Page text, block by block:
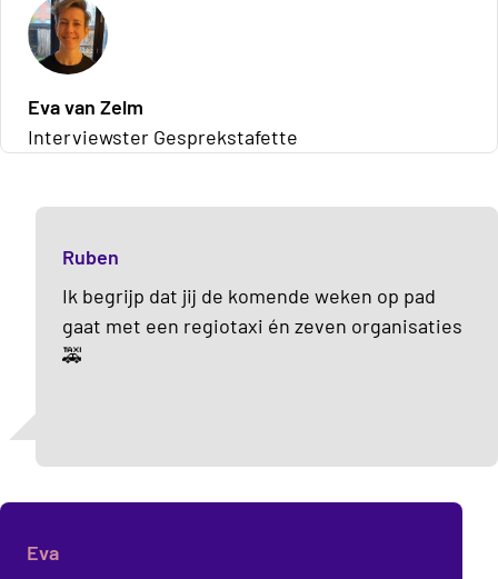
Eva van Zelm
Interviewster Gesprekstafette
Ruben
Ik begrijp dat jij de komende weken op pad
gaat met een regiotaxi én zeven organisaties
🚕
Eva